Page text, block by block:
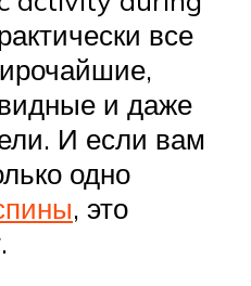
все
и даже
И если вам
одно
, это